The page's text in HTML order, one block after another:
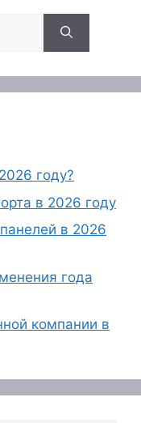
году?
в 2026 году
в 2026
года
компании в